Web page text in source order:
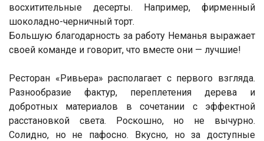
восхитительные десерты. Например, фирменный
шоколадно-черничный торт.
Большую благодарность за работу Неманья выражает
своей команде и говорит, что вместе они — лучшие!
Ресторан «Ривьера» располагает с первого взгляда.
Разнообразие фактур, переплетения дерева и
добротных материалов в сочетании с эффектной
расстановкой света. Роскошно, но не вычурно.
Солидно, но не пафосно. Вкусно, но за доступные